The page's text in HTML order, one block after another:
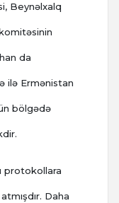
Beynəlxalq
da
ilə Ermənistan
bölgədə
protokollara
Daha